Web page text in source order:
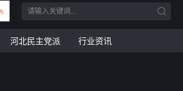
河北民主党派 行业资讯